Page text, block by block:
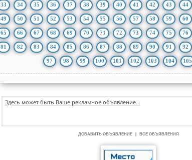
33 34 35 36 37 38 39 40 41 42 43 44
49 50 51 52 53 54 55 56 57 58 59 60
65 66 67 68 69 70 71 72 73 74 75 76
81 82 83 84 85 86 87 88 89 90 91 92
97 98 99 100 101 102 103 104 105
Здесь может быть Ваше рекламное объявление...
ДОБАВИТЬ ОБЪЯВЛЕНИЕ ВСЕ ОБЪЯВЛЕНИЯ